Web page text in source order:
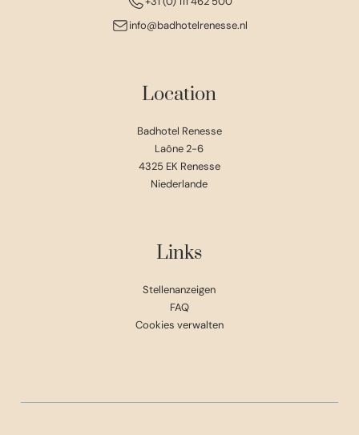
info@badhotelrenesse.nl
Location
Badhotel Renesse
Laône 2-6
4325 EK Renesse
Niederlande
Links
Stellenanzeigen
FAQ
Cookies verwalten